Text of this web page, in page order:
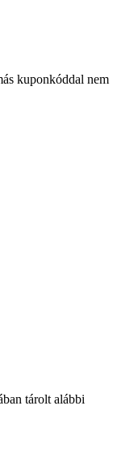
kuponkóddal nem
tárolt alábbi